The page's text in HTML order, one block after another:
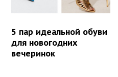
5 пар идеальной обуви
для новогодних
вечеринок